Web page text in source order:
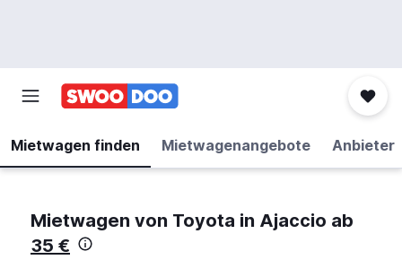
Mietwagen finden Mietwagenangebote Anbieter
Mietwagen von Toyota in Ajaccio ab
35 €